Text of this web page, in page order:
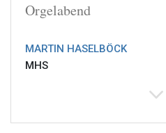
Orgelabend
MARTIN HASELBÖCK
MHS